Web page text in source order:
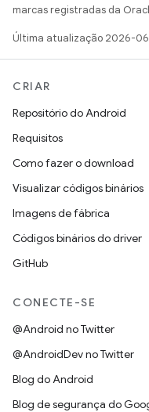
marcas registradas da
Última atualização 2026-
CRIAR
Repositório do Android
Requisitos
Como fazer o download
Visualizar códigos binários
Imagens de fábrica
Códigos binários do driver
GitHub
CONECTE-SE
@Android no Twitter
@AndroidDev no Twitter
Blog do Android
Blog de segurança do